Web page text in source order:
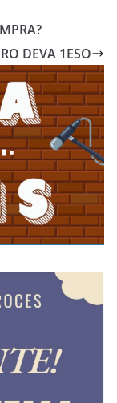
DEVA 1ESO